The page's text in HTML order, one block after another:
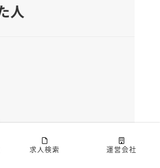
人
ス層、経営幹部・エグ
求人検索 運営会社